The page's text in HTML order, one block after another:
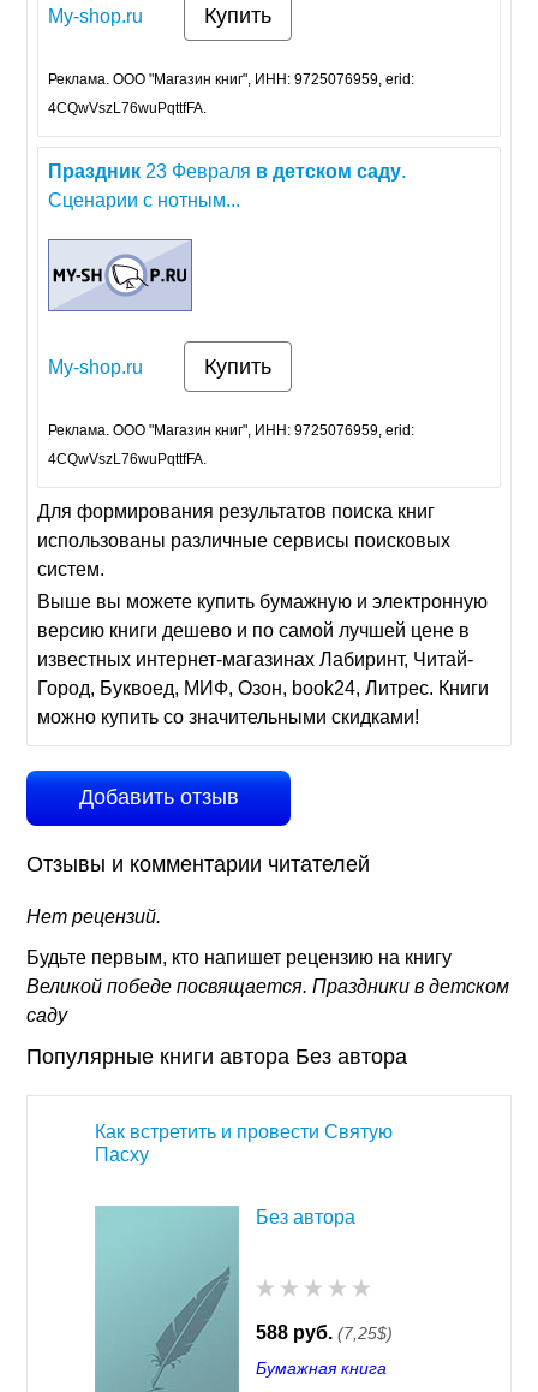
My-shop.ru Купить
Реклама. ООО "Магазин книг", ИНН: 9725076959, erid:
4CQwVszL76wuPqttfFA.
Праздник 23 Февраля в детском саду.
Сценарии с нотным...
My-shop.ru Купить
Реклама. ООО "Магазин книг", ИНН: 9725076959, erid:
4CQwVszL76wuPqttfFA.
Для формирования результатов поиска книг
использованы различные сервисы поисковых
систем.
Выше вы можете купить бумажную и электронную
версию книги дешево и по самой лучшей цене в
известных интернет-магазинах Лабиринт, Читай-
Город, Буквоед, МИФ, Озон, book24, Литрес. Книги
можно купить со значительными скидками!
Добавить отзыв
Отзывы и комментарии читателей
Нет рецензий.
Будьте первым, кто напишет рецензию на книгу
Великой победе посвящается. Праздники в детском
саду
Популярные книги автора Без автора
Как встретить и провести Святую
Пасху
Без автора
588 руб. (7,25$)
Бумажная книга